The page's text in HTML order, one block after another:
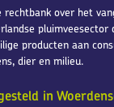
rechtbank over het
pluimveesector
producten aan
dier en milieu.
in